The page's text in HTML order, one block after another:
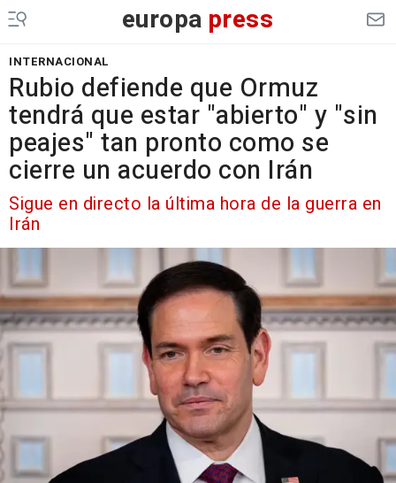
europa press
INTERNACIONAL
Rubio defiende que Ormuz
tendrá que estar "abierto" y "sin
peajes" tan pronto como se
cierre un acuerdo con Irán
Sigue en directo la última hora de la guerra en
Irán